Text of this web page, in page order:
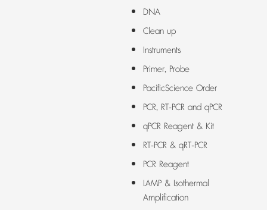
DNA
Clean up
Instruments
Primer, Probe
PacificScience Order
PCR, RT-PCR and qPCR
qPCR Reagent & Kit
RT-PCR & qRT-PCR
PCR Reagent
LAMP & Isothermal
Amplification